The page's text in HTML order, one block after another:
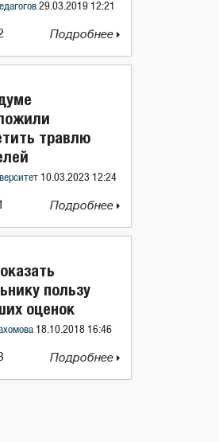
29.03.2019 12:21
Подробнее
травлю
10.03.2023 12:24
Подробнее
пользу
оценок
18.10.2018 16:46
Подробнее